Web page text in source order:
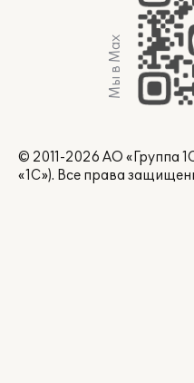
Мы в Max
© 2011-2026 АО «Группа
«1С»). Все права